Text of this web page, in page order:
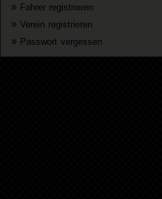
» Fahrer registrieren
» Verein registrieren
» Passwort vergessen